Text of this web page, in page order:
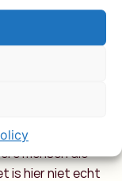
deze schattige
mensen die
is hier niet echt